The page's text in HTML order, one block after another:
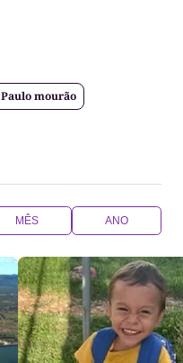
Paulo mourão
MÊS ANO